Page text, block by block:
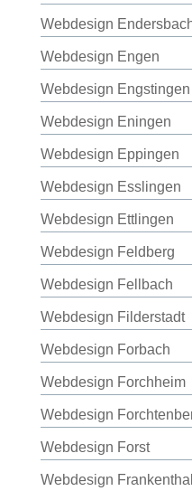
Webdesign
Webdesign Engen
Webdesign Engstingen
Webdesign Eningen
Webdesign Eppingen
Webdesign Esslingen
Webdesign Ettlingen
Webdesign Feldberg
Webdesign Fellbach
Webdesign Filderstadt
Webdesign Forbach
Webdesign Forchheim
Webdesign
Webdesign Forst
Webdesign Frankenthal